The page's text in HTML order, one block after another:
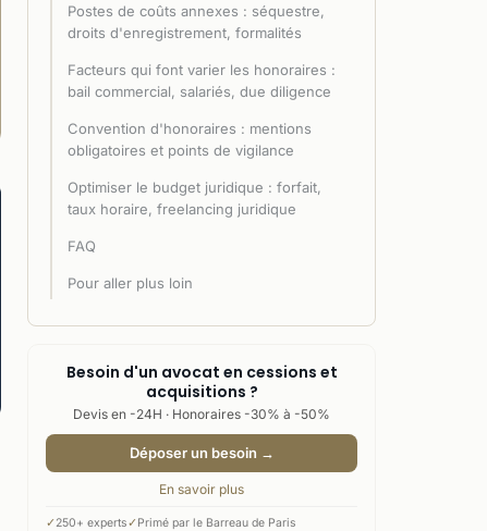
Postes de coûts annexes : séquestre,
droits d'enregistrement, formalités
Facteurs qui font varier les honoraires :
bail commercial, salariés, due diligence
Convention d'honoraires : mentions
obligatoires et points de vigilance
Optimiser le budget juridique : forfait,
taux horaire, freelancing juridique
FAQ
Pour aller plus loin
Besoin d'un avocat en cessions et
acquisitions ?
Devis en -24H · Honoraires -30% à -50%
Déposer un besoin →
En savoir plus
✓ 250+ experts✓ Primé par le Barreau de Paris